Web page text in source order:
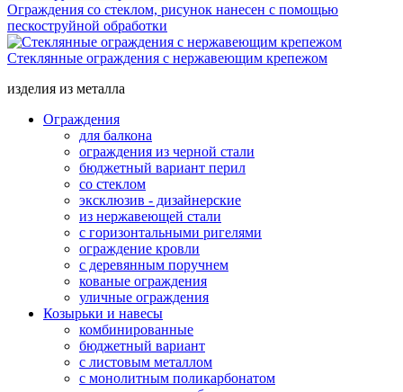
Ограждения со стеклом, рисунок нанесен с помощью
пескоструйной обработки
Стеклянные ограждения с нержавеющим крепежом
изделия из металла
Ограждения
для балкона
ограждения из черной стали
бюджетный вариант перил
со стеклом
эксклюзив - дизайнерские
из нержавеющей стали
с горизонтальными ригелями
ограждение кровли
с деревянным поручнем
кованые ограждения
уличные ограждения
Козырьки и навесы
комбинированные
бюджетный вариант
с листовым металлом
с монолитным поликарбонатом